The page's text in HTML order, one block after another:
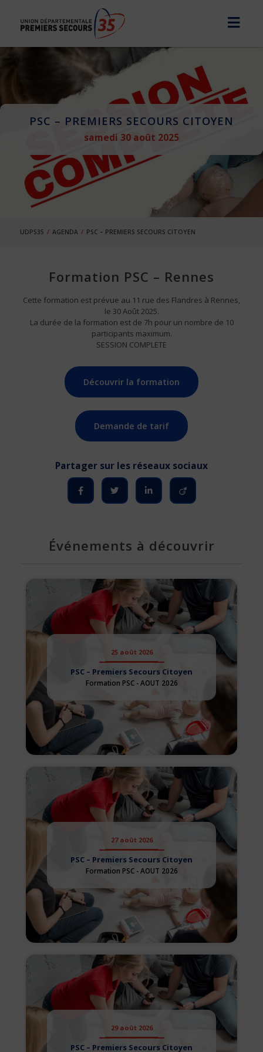
PSC – PREMIERS SECOURS CITOYEN
samedi 30 août 2025
UDPS35 AGENDA PSC – PREMIERS SECOURS CITOYEN
Formation PSC – Rennes
Cette formation est prévue au 11 rue des Flandres à Rennes,
le 30 Août 2025.
La durée de la formation est de 7h pour un nombre de 10
participants maximum.
SESSION COMPLETE
Découvrir la formation
Demande de tarif
Événements à découvrir
25 août 2026
PSC – Premiers Secours Citoyen
Formation PSC - AOUT 2026
27 août 2026
PSC – Premiers Secours Citoyen
Formation PSC - AOUT 2026
29 août 2026
PSC – Premiers Secours Citoyen